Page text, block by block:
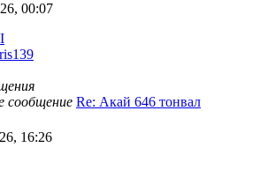
00:07
сообщение Re: Акай 646 тонвал
16:26